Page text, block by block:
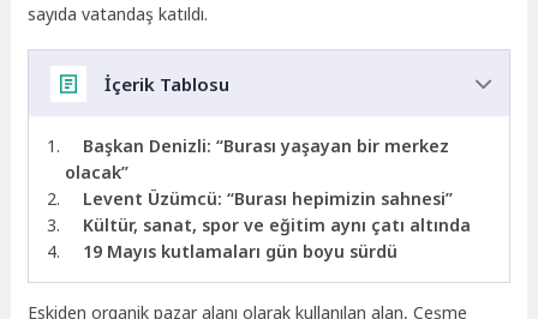
sayıda vatandaş katıldı.
İçerik Tablosu
Başkan Denizli: “Burası yaşayan bir merkez
olacak”
Levent Üzümcü: “Burası hepimizin sahnesi”
Kültür, sanat, spor ve eğitim aynı çatı altında
19 Mayıs kutlamaları gün boyu sürdü
Eskiden organik pazar alanı olarak kullanılan alan, Çeşme